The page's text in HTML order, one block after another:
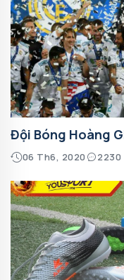
Đội Bóng Hoàng
06 Th6, 2020 2230